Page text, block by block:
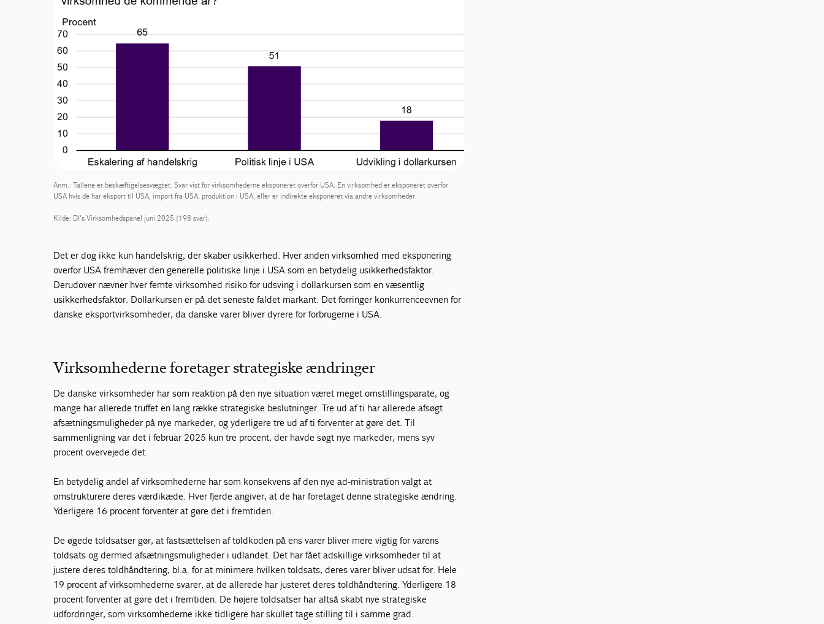
Anm.: Tallene er beskæftigelsesvægtet. Svar vist for virksomhederne eksponeret overfor USA. En virksomhed er eksponeret overfor
USA hvis de har eksport til USA, import fra USA, produktion i USA, eller er indirekte eksponeret via andre virksomheder.
Kilde: DI's Virksomhedspanel juni 2025 (198 svar).
Det er dog ikke kun handelskrig, der skaber usikkerhed. Hver anden virksomhed med eksponering
overfor USA fremhæver den generelle politiske linje i USA som en betydelig usikkerhedsfaktor.
Derudover nævner hver femte virksomhed risiko for udsving i dollarkursen som en væsentlig
usikkerhedsfaktor. Dollarkursen er på det seneste faldet markant. Det forringer konkurrenceevnen for
danske eksportvirksomheder, da danske varer bliver dyrere for forbrugerne i USA.
Virksomhederne foretager strategiske ændringer
De danske virksomheder har som reaktion på den nye situation været meget omstillingsparate, og
mange har allerede truffet en lang række strategiske beslutninger. Tre ud af ti har allerede afsøgt
afsætningsmuligheder på nye markeder, og yderligere tre ud af ti forventer at gøre det. Til
sammenligning var det i februar 2025 kun tre procent, der havde søgt nye markeder, mens syv
procent overvejede det.
En betydelig andel af virksomhederne har som konsekvens af den nye ad-ministration valgt at
omstrukturere deres værdikæde. Hver fjerde angiver, at de har foretaget denne strategiske ændring.
Yderligere 16 procent forventer at gøre det i fremtiden.
De øgede toldsatser gør, at fastsættelsen af toldkoden på ens varer bliver mere vigtig for varens
toldsats og dermed afsætningsmuligheder i udlandet. Det har fået adskillige virksomheder til at
justere deres toldhåndtering, bl.a. for at minimere hvilken toldsats, deres varer bliver udsat for. Hele
19 procent af virksomhederne svarer, at de allerede har justeret deres toldhåndtering. Yderligere 18
procent forventer at gøre det i fremtiden. De højere toldsatser har altså skabt nye strategiske
udfordringer, som virksomhederne ikke tidligere har skullet tage stilling til i samme grad.